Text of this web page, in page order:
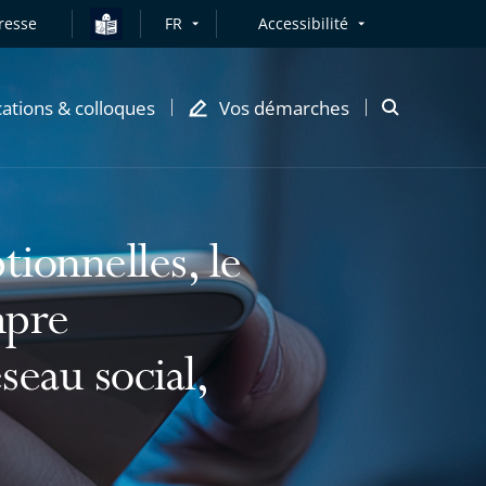
FR Accessibilité
& colloques Vos démarches
Ouvrir
le
social,